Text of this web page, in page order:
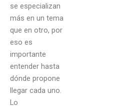
se especializan
más en un tema
que en otro, por
eso es
importante
entender hasta
dónde propone
llegar cada uno.
Lo